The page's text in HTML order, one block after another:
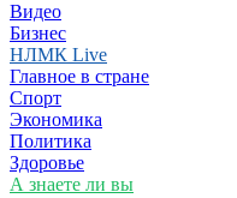
Видео
Бизнес
НЛМК Live
Главное в стране
Спорт
Экономика
Политика
Здоровье
А знаете ли вы